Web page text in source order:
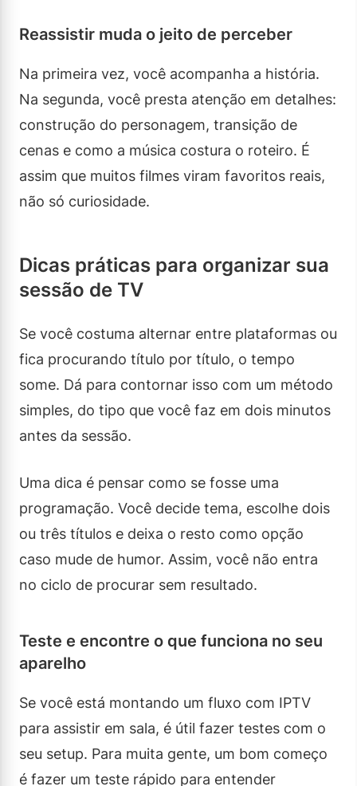
Reassistir muda o jeito de perceber
Na primeira vez, você acompanha a história.
Na segunda, você presta atenção em detalhes:
construção do personagem, transição de
cenas e como a música costura o roteiro. É
assim que muitos filmes viram favoritos reais,
não só curiosidade.
Dicas práticas para organizar sua
sessão de TV
Se você costuma alternar entre plataformas ou
fica procurando título por título, o tempo
some. Dá para contornar isso com um método
simples, do tipo que você faz em dois minutos
antes da sessão.
Uma dica é pensar como se fosse uma
programação. Você decide tema, escolhe dois
ou três títulos e deixa o resto como opção
caso mude de humor. Assim, você não entra
no ciclo de procurar sem resultado.
Teste e encontre o que funciona no seu
aparelho
Se você está montando um fluxo com IPTV
para assistir em sala, é útil fazer testes com o
seu setup. Para muita gente, um bom começo
é fazer um teste rápido para entender